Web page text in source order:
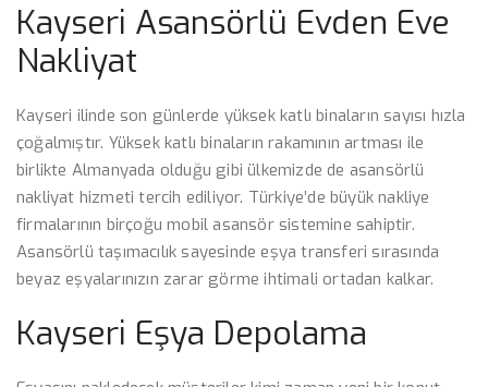
Kayseri Asansörlü Evden Eve
Nakliyat
Kayseri ilinde son günlerde yüksek katlı binaların sayısı hızla
çoğalmıştır. Yüksek katlı binaların rakamının artması ile
birlikte Almanyada olduğu gibi ülkemizde de asansörlü
nakliyat hizmeti tercih ediliyor. Türkiye’de büyük nakliye
firmalarının birçoğu mobil asansör sistemine sahiptir.
Asansörlü taşımacılık sayesinde eşya transferi sırasında
beyaz eşyalarınızın zarar görme ihtimali ortadan kalkar.
Kayseri Eşya Depolama